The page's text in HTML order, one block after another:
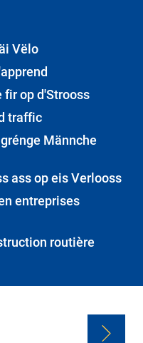
Vëlo
fir op d'Strooss
traffic
Männche
ass op eis Verlooss
entreprises
routière